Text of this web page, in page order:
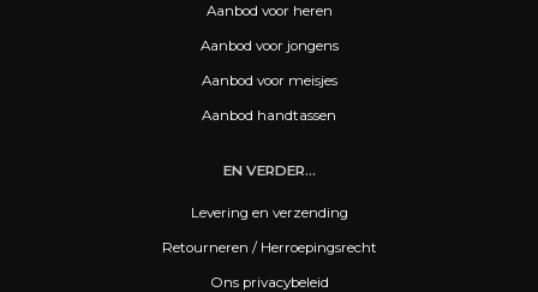
Aanbod voor heren
Aanbod voor jongens
Aanbod voor meisjes
Aanbod handtassen
EN VERDER...
Levering en verzending
Retourneren / Herroepingsrecht
Ons privacybeleid